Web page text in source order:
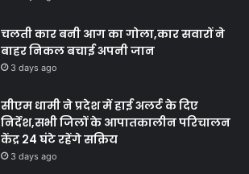
चलती कार बनी आग का गोला,कार सवारों ने
बाहर निकल बचाई अपनी जान
3 days ago
सीएम धामी ने प्रदेश में हाई अलर्ट के दिए
निर्देश,सभी जिलों के आपातकालीन परिचालन
केंद्र 24 घंटे रहेंगे सक्रिय
3 days ago